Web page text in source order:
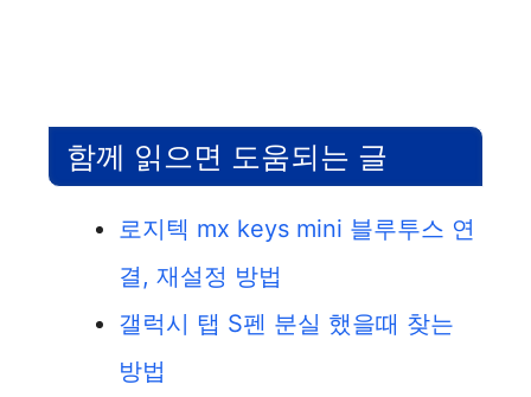
함께 읽으면 도움되는 글
로지텍 mx keys mini 블루투스 연
결, 재설정 방법
갤럭시 탭 S펜 분실 했을때 찾는
방법